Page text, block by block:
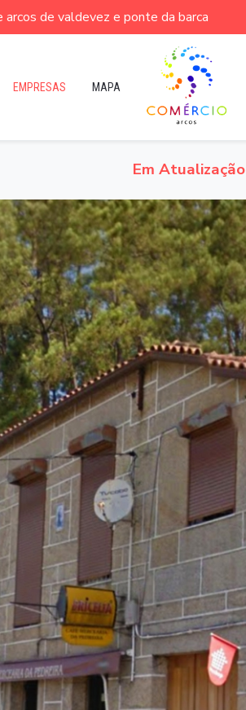
de valdevez e ponte da barca
EMPRESAS MAPA
Em Atualização